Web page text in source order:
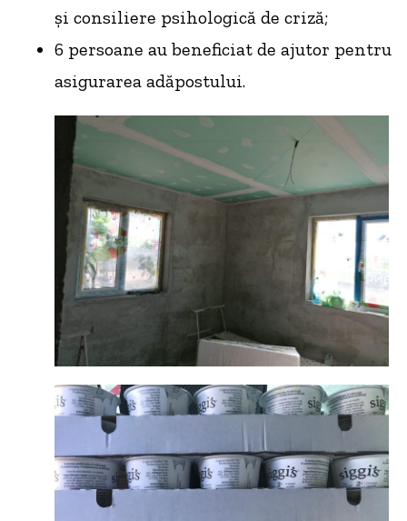
și consiliere psihologică de criză;
6 persoane au beneficiat de ajutor pentru
asigurarea adăpostului.